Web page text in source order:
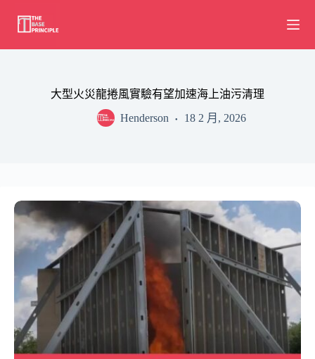
content
大型火災龍捲風實驗有望加速海上油污清理
Henderson
18 2 月, 2026